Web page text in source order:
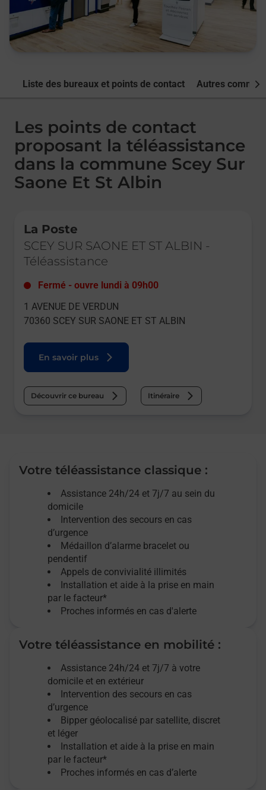
Liste des bureaux et points de contact Autres
Les points de contact
proposant la téléassistance
dans la commune Scey Sur
Saone Et St Albin
La Poste
SCEY SUR SAONE ET ST ALBIN -
Téléassistance
Fermé - ouvre lundi à 09h00
1 AVENUE DE VERDUN
70360 SCEY SUR SAONE ET ST ALBIN
En savoir plus
Découvrir ce bureau Itinéraire
Votre téléassistance classique :
Assistance 24h/24 et 7j/7 au sein du
domicile
Intervention des secours en cas
d’urgence
Médaillon d’alarme bracelet ou
pendentif
Appels de convivialité illimités
Installation et aide à la prise en main
par le facteur*
Proches informés en cas d'alerte
Votre téléassistance en mobilité :
Assistance 24h/24 et 7j/7 à votre
domicile et en extérieur
Intervention des secours en cas
d’urgence
Bipper géolocalisé par satellite, discret
et léger
Installation et aide à la prise en main
par le facteur*
Proches informés en cas d’alerte